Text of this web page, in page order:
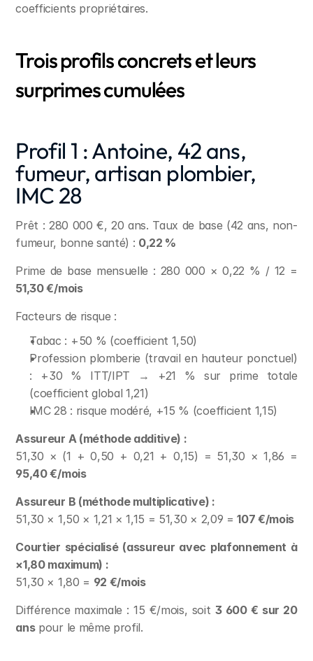
coefficients propriétaires.
Trois profils concrets et leurs
surprimes cumulées
Profil 1 : Antoine, 42 ans,
fumeur, artisan plombier,
IMC 28
Prêt : 280 000 €, 20 ans. Taux de base (42 ans, non-
fumeur, bonne santé) : 0,22 %
51,30 €/mois
Facteurs de risque :
Tabac : +50 % (coefficient 1,50)
Profession plomberie (travail en hauteur ponctuel)
: +30 % ITT/IPT → +21 % sur prime totale
(coefficient global 1,21)
IMC 28 : risque modéré, +15 % (coefficient 1,15)
Assureur A (méthode additive) :
95,40 €/mois
Assureur B (méthode multiplicative) :
51,30 × 1,50 × 1,21 × 1,15 = 51,30 × 2,09 = 107 €/mois
Courtier spécialisé (assureur avec plafonnement à
×1,80 maximum) :
51,30 × 1,80 = 92 €/mois
Différence maximale : 15 €/mois, soit 3 600 € sur 20
ans pour le même profil.